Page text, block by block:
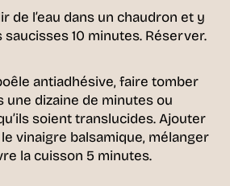
de l’eau dans un chaudron et y
saucisses 10 minutes. Réserver.
antiadhésive, faire tomber
une dizaine de minutes ou
soient translucides. Ajouter
vinaigre balsamique, mélanger
la cuisson 5 minutes.